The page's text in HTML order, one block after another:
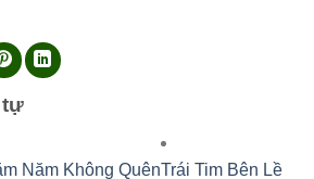
tự
Năm Không QuênTrái Tim Bên Lề